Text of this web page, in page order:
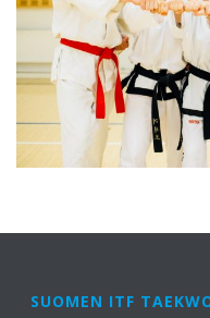
SUOMEN ITF